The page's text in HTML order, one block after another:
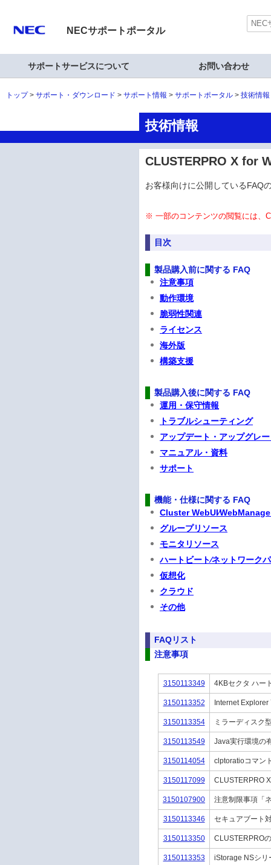
NECサポートポータル
サポートサービスについて お問い合わせ
トップ サポート・ダウンロード サポート情報 サポートポータル 技術情
技術情報
CLUSTERPRO X for
お客様向けに公開しているFAQ
※ 一部のコンテンツの閲覧には、
目次
製品購入前に関する FAQ
注意事項
動作環境
脆弱性関連
ライセンス
海外版
構築支援
製品購入後に関する FAQ
運用・保守情報
トラブルシューティング
アップデート・アップグレ
マニュアル・資料
サポート
機能・仕様に関する FAQ
Cluster
グループリソース
モニタリソース
ハートビート⁄ネットワーク
仮想化
クラウド
その他
FAQリスト
注意事項
3150113349 4KBセクタ ハー
3150113352 Internet
3150113354 ミラーディスク
3150113549 Java実行環境の
3150114054 clptoratioコマン
3150117099 CLUSTERPRO
3150107900 注意制限事項「
3150113346 セキュアブート
3150113350 CLUSTERPRO
3150113353 iStorage NSシリ